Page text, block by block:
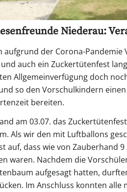
Niederau:
aufgrund der Corona-Pandemie
auch ein Zuckertütenfest
Allgemeinverfügung doch
so den Vorschulkindern
bereiten.
am 03.07. das
Als wir den mit Luftballons
auf, dass wie von Zauberhand
waren. Nachdem die
aufgesagt hatten,
Im Anschluss konnten alle